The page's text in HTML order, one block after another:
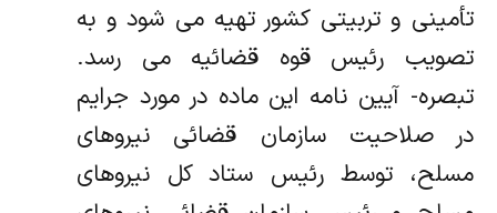
تأمینی و تربیتی کشور تهیه می شود و به
تصویب رئیس قوه قضائیه می رسد.
تبصره- آیین نامه این ماده در مورد جرایم
در صلاحیت سازمان قضائی نیروهای
مسلح، توسط رئیس ستاد کل نیروهای